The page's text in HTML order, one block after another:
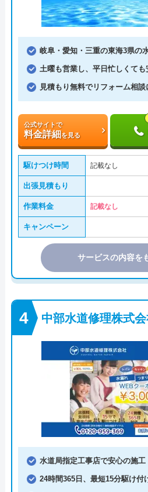
岐阜・愛知・三重の東海3県の
土曜も営業し、平日忙しくても
見積もり無料でリフォーム相談
公式サイトで
料金詳細を見る
駆けつけ時間 記載なし
出張見積もり
作業料金 記載なし
キャンペーン
サービスの内容を
中部水道修理株式
水道局指定工事店で安心の施工
24時間365日、最短15分駆け付